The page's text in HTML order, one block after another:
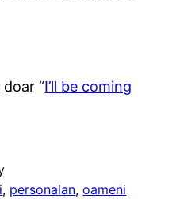
“I’ll be coming
, personalan, oameni